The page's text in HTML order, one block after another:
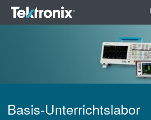
FRANÇAIS
Basis-Unterrichtslabor